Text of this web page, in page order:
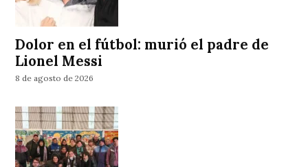
Dolor en el fútbol: murió el padre de
Lionel Messi
8 de agosto de 2026